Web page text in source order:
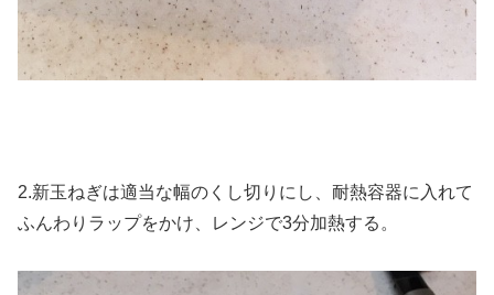
2.新玉ねぎは適当な幅のくし切りにし、耐熱容器に入れて
ふんわりラップをかけ、レンジで3分加熱する。